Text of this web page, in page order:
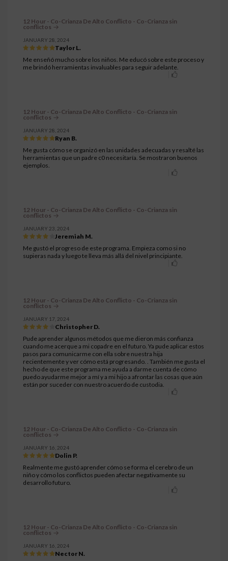
12 Hour - Co-Crianza De Alto Conflicto - Co-Crianza sin
conflictos
JANUARY 28, 2024
Taylor L.
Me enseñó mucho sobre los niños. Me educó sobre este proceso y
me brindó herramientas invaluables para seguir adelante.
12 Hour - Co-Crianza De Alto Conflicto - Co-Crianza sin
conflictos
JANUARY 28, 2024
Ryan B.
Me gusta cómo se organizó en las unidades adecuadas y resalté las
herramientas que un padre c0 necesitaría. Se mostraron buenos
ejemplos.
12 Hour - Co-Crianza De Alto Conflicto - Co-Crianza sin
conflictos
JANUARY 23, 2024
Jeremiah M.
Me gustó el progreso de este programa. Empieza como si no
supieras nada y luego te lleva más allá del nivel principiante.
12 Hour - Co-Crianza De Alto Conflicto - Co-Crianza sin
conflictos
JANUARY 17, 2024
Christopher D.
Pude aprender algunos métodos que me dieron más confianza
cuando me acerque a mi copadre en el futuro. Ya pude aplicar estos
pasos para comunicarme con ella sobre nuestra hija
recientemente y ver cómo está progresando. . También me gusta el
hecho de que este programa me ayuda a darme cuenta de cómo
puedo ayudarme mejor a mí y a mi hijo a afrontar las cosas que aún
están por suceder con nuestro acuerdo de custodia.
12 Hour - Co-Crianza De Alto Conflicto - Co-Crianza sin
conflictos
JANUARY 16, 2024
Dolin P.
Realmente me gustó aprender cómo se forma el cerebro de un
niño y cómo los conflictos pueden afectar negativamente su
desarrollo futuro.
12 Hour - Co-Crianza De Alto Conflicto - Co-Crianza sin
conflictos
JANUARY 16, 2024
Nector N.